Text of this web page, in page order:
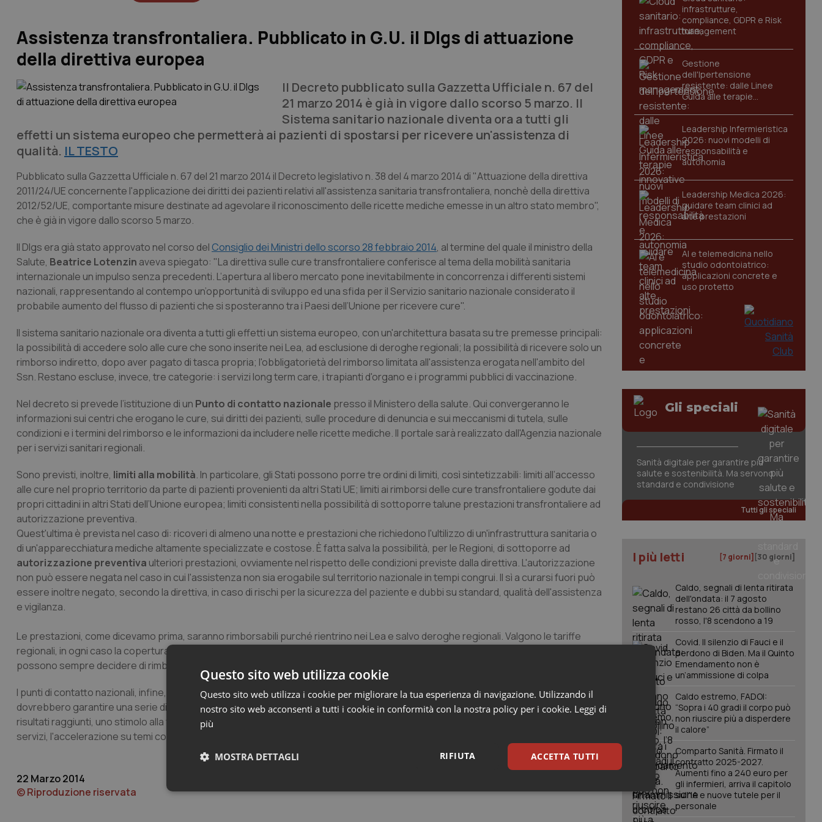
Assistenza transfrontaliera. Pubblicato in G.U. il Dlgs di attuazione
della direttiva europea
Il Decreto pubblicato sulla Gazzetta Ufficiale n. 67 del
21 marzo 2014 è già in vigore dallo scorso 5 marzo. Il
Sistema sanitario nazionale diventa ora a tutti gli
effetti un sistema europeo che permetterà ai pazienti di spostarsi per ricevere un'assistenza di
qualità. IL TESTO
Pubblicato sulla Gazzetta Ufficiale n. 67 del 21 marzo 2014 il Decreto legislativo n. 38 del 4 marzo 2014 di "Attuazione della direttiva
2011/24/UE concernente l'applicazione dei diritti dei pazienti relativi all'assistenza sanitaria transfrontaliera, nonchè della direttiva
2012/52/UE, comportante misure destinate ad agevolare il riconoscimento delle ricette mediche emesse in un altro stato membro",
che è già in vigore dallo scorso 5 marzo.
Il Dlgs era già stato approvato nel corso del Consiglio dei Ministri dello scorso 28 febbraio 2014, al termine del quale il ministro della
Salute, Beatrice Lotenzin aveva spiegato: "La direttiva sulle cure transfrontaliere conferisce al tema della mobilità sanitaria
internazionale un impulso senza precedenti. L’apertura al libero mercato pone inevitabilmente in concorrenza i differenti sistemi
nazionali, rappresentando al contempo un’opportunità di sviluppo ed una sfida per il Servizio sanitario nazionale considerato il
probabile aumento del flusso di pazienti che si sposteranno tra i Paesi dell’Unione per ricevere cure".
Il sistema sanitario nazionale ora diventa a tutti gli effetti un sistema europeo, con un'architettura basata su tre premesse principali:
la possibilità di accedere solo alle cure che sono inserite nei Lea, ad esclusione di deroghe regionali; la possibilità di ricevere solo un
rimborso indiretto, dopo aver pagato di tasca propria; l'obbligatorietà del rimborso limitata all'assistenza erogata nell'ambito del
Ssn. Restano escluse, invece, tre categorie: i servizi long term care, i trapianti d'organo e i programmi pubblici di vaccinazione.
Nel decreto si prevede l’istituzione di un Punto di contatto nazionale presso il Ministero della salute. Qui convergeranno le
informazioni sui centri che erogano le cure, sui diritti dei pazienti, sulle procedure di denuncia e sui meccanismi di tutela, sulle
condizioni e i termini del rimborso e le informazioni da includere nelle ricette mediche. Il portale sarà realizzato dall'Agenzia nazionale
per i servizi sanitari regionali.
Sono previsti, inoltre, limiti alla mobilità. In particolare, gli Stati possono porre tre ordini di limiti, così sintetizzabili: limiti all’accesso
alle cure nel proprio territorio da parte di pazienti provenienti da altri Stati UE; limiti ai rimborsi delle cure transfrontaliere godute dai
propri cittadini in altri Stati dell’Unione europea; limiti consistenti nella possibilità di sottoporre talune prestazioni transfrontaliere ad
autorizzazione preventiva.
Quest'ultima è prevista nel caso di: ricoveri di almeno una notte e prestazioni che richiedono l'ultilizzo di un'infrastruttura sanitaria o
di un'apparecchiatura mediche altamente specializzate e costose. È fatta salva la possibilità, per le Regioni, di sottoporre ad
autorizzazione preventiva ulteriori prestazioni, ovviamente nel rispetto delle condizioni previste dalla direttiva. L'autorizzazione
non può essere negata nel caso in cui l'assistenza non sia erogabile sul territorio nazionale in tempi congrui. Il sì a curarsi fuori può
essere inoltre negato, secondo la direttiva, in caso di rischi per la sicurezza del paziente e dubbi su standard, qualità dell'assistenza
e vigilanza.
Le prestazioni, come dicevamo prima, saranno rimborsabili purché rientrino nei Lea e salvo deroghe regionali. Valgono le tariffe
regionali, in ogni caso la copertura non supererà il costo effettivo dell'assistenza sanitaria ricevuta. Le Regioni, in ogni caso,
possono sempre decidere di rimborsare agli assicurati in Italia altre spese, come viaggio, alloggio e altro, per i disabili.
I punti di contatto nazionali, infine, svolgeranno un ruolo chiave anche nella creazione dellereti di riferimento europee (Ern)che
dovrebbero garantire una serie di vantaggi tra i quali: una rete informativa comune che permetta lo scambio di competenze e
risultati raggiunti, uno stimolo alla formazione e alla ricerca; la promozione di economie di scala attraverso la specializzazione dei
servizi, l'accelerazione su temi come le malattie rare, trattate oggi in modo ancora disomogeneo da un Paese all'altro.
22 Marzo 2014
© Riproduzione riservata
infrastrutture,
compliance, GDPR e Risk
management
Gestione
dell'Ipertensione
resistente: dalle Linee
Guida alle terapie
innovative
Leadership Infermieristica
2026: nuovi modelli di
responsabilità e
autonomia
Leadership Medica 2026:
guidare team clinici ad
alte prestazioni
AI e telemedicina nello
studio odontoiatrico:
applicazioni concrete e
uso protetto
Gli speciali
Sanità digitale per garantire più
salute e sostenibilità. Ma servono
standard e condivisione
Tutti gli speciali
I più letti [7 giorni] [30 giorni]
Caldo, segnali di lenta ritirata
dell'ondata: il 7 agosto
restano 26 città da bollino
rosso, l'8 scendono a 19
Covid. Il silenzio di Fauci e il
perdono di Biden. Ma il Quinto
Emendamento non è
un’ammissione di colpa
Caldo estremo, FADOI:
“Sopra i 40 gradi il corpo può
non riuscire più a disperdere
il calore”
Comparto Sanità. Firmato il
contratto 2025-2027.
Aumenti fino a 240 euro per
gli infermieri, arriva il capitolo
sull'IA e nuove tutele per il
personale
Questo sito web utilizza cookie
Questo sito web utilizza i cookie per migliorare la tua esperienza di navigazione. Utilizzando il
nostro sito web acconsenti a tutti i cookie in conformità con la nostra policy per i cookie. Leggi di
più
ACCETTA TUTTI
RIFIUTA
MOSTRA DETTAGLI
Necessari Statistici Marketing